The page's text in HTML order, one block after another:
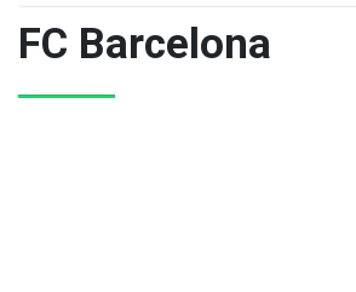
FC Barcelona